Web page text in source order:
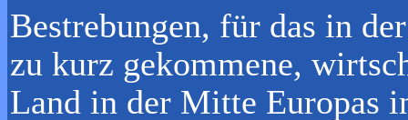
Bestrebungen, für das in
zu kurz gekommene,
Land in der Mitte Europas